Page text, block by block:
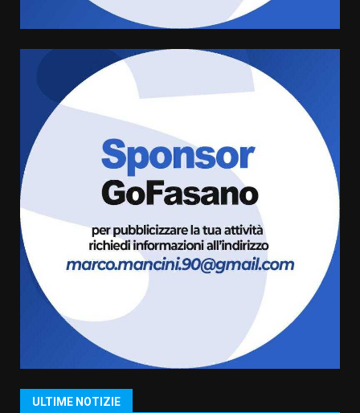
ULTIME NOTIZIE
cittadina di Fratelli d’Italia,
pronta a tornare in Consiglio
comunale
6 Agosto 2026 08:00
Cura dei beni comuni e
cittadinanza attiva: online
l’avviso per la gestione
condivisa della Villetta di
Laureto
La magia del Minareto e la prima
assoluta de “L’Albergo
Belvedere. Il rapimento”
6 Agosto 2026 06:15
1
“I Contestatori: Musica di
Rivoluzione”: nuovo
appuntamento con “Fasano in